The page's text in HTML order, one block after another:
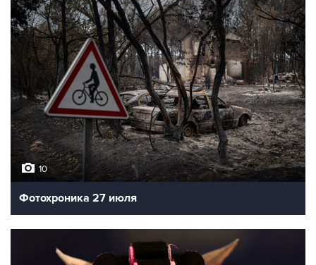
10
Фотохроника 27 июля